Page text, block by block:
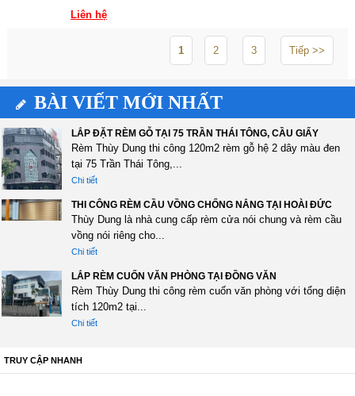
Liên hệ
1 2 3 Tiếp >>
BÀI VIẾT MỚI NHẤT
LẮP ĐẶT RÈM GỖ TẠI 75 TRẦN THÁI TÔNG, CẦU GIẤY
Rèm Thùy Dung thi công 120m2 rèm gỗ hệ 2 dây màu đen
tại 75 Trần Thái Tông,...
Chi tiết
THI CÔNG RÈM CẦU VỒNG CHỐNG NẮNG TẠI HOÀI ĐỨC
Thùy Dung là nhà cung cấp rèm cửa nói chung và rèm cầu
vồng nói riêng cho...
Chi tiết
LẮP RÈM CUỐN VĂN PHÒNG TẠI ĐỒNG VĂN
Rèm Thùy Dung thi công rèm cuốn văn phòng với tổng diện
tích 120m2 tại...
Chi tiết
TRUY CẬP NHANH